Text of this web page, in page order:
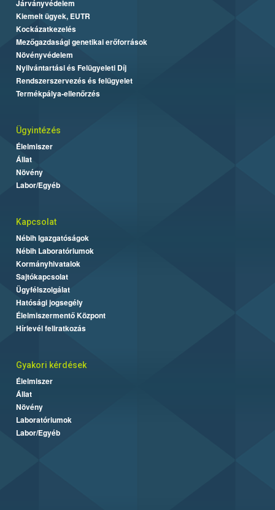
Járványvédelem
Kiemelt ügyek, EUTR
Kockázatkezelés
Mezőgazdasági genetikai erőforrások
Növényvédelem
Nyilvántartási és Felügyeleti Díj
Rendszerszervezés és felügyelet
Termékpálya-ellenőrzés
Ügyintézés
Élelmiszer
Állat
Növény
Labor/Egyéb
Kapcsolat
Nébih Igazgatóságok
Nébih Laboratóriumok
Kormányhivatalok
Sajtókapcsolat
Ügyfélszolgálat
Hatósági jogsegély
Élelmiszermentő Központ
Hírlevél feliratkozás
Gyakori kérdések
Élelmiszer
Állat
Növény
Laboratóriumok
Labor/Egyéb